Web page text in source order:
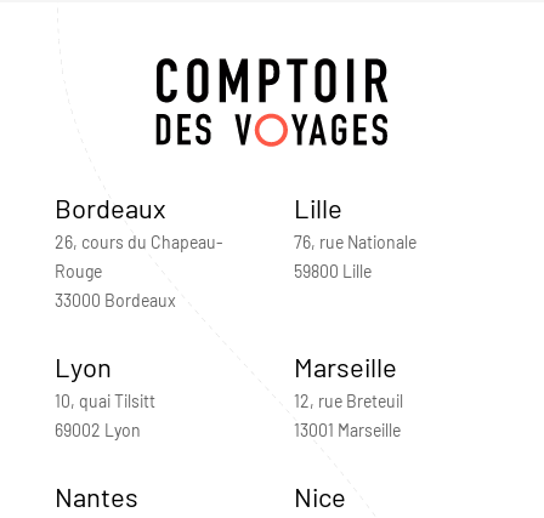
Bordeaux
26, cours du Chapeau-
Rouge
33000 Bordeaux
Lille
76, rue Nationale
59800 Lille
Lyon
10, quai Tilsitt
69002 Lyon
Marseille
12, rue Breteuil
13001 Marseille
Nantes Nice